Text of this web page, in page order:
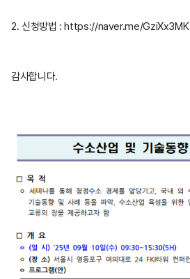
2. 신청방법 : https://naver.me/GziXx3MK
감사합니다.